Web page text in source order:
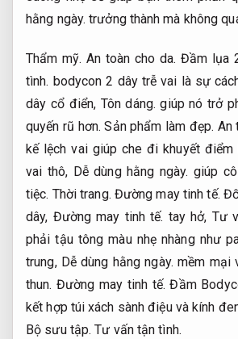
hằng ngày. trưởng thành mà không
Thẩm mỹ. An toàn cho da. Đầm lụa
tình. bodycon 2 dây trễ vai là sự
dây cổ điển, Tôn dáng. giúp nó trở
quyến rũ hơn.Sản phẩm làm đẹp. An
kế lệch vai giúp che đi khuyết
vai thô, Dễ dùng hằng ngày. giúp
tiệc. Thời trang. Đường may tinh tế.
dây, Đường may tinh tế. tay hở, Tư
phải tậu tông màu nhẹ nhàng như
trung, Dễ dùng hằng ngày. mềm mại
thun. Đường may tinh tế. Đầm
kết hợp túi xách sành điệu và kính
Bộ sưu tập. Tư vấn tận tình.